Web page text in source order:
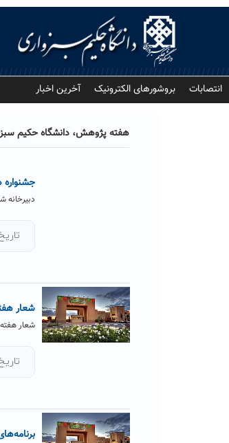
انتصابات بروشورهای الکترونیک آخرین اخبار
هفته پژوهش، دانشگاه حکیم
تاریخ۹ آبان
شعار هفته پژوهش سال ۹۴ از سوی
شعار
تاریخ۲۵ آذر